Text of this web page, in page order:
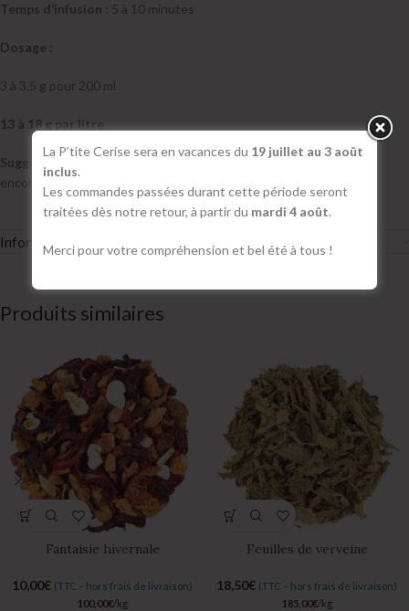
Temps d’infusion : 5 à 10 minutes
Dosage :
3 à 3,5 g pour 200 ml
13 à 18 g par litre
Suggestion
: se déguste nature ou avec une cuillère de miel pour
encore plus de douceur
Informations complémentaires
Produits similaires
Fantaisie hivernale
10,00€ (TTC – hors frais de livraison)
100,00€/kg
Feuilles de verveine
18,50€ (TTC – hors frais de livraison)
185,00€/kg
La P’tite Cerise sera en vacances du 19 juillet au 3 août
inclus.
Les commandes passées durant cette période seront
traitées dès notre retour, à partir du mardi 4 août.
Merci pour votre compréhension et bel été à tous !